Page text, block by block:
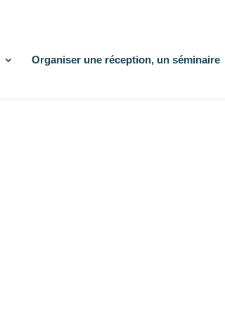
Organiser une réception, un séminaire